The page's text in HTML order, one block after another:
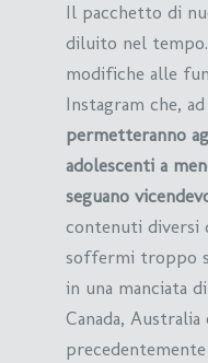
Il pacchetto di
diluito nel tempo.
modifiche alle
Instagram che,
permetteranno
adolescenti a
seguano
contenuti diversi
soffermi troppo
in una manciata
Canada,